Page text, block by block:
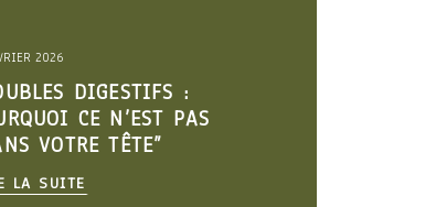
COMMENT PROFITER DES
SANS EXPLOSER TA